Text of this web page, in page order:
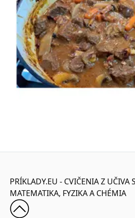
PRÍKLADY.EU - CVIČENIA Z UČIVA
MATEMATIKA, FYZIKA A CHÉMIA